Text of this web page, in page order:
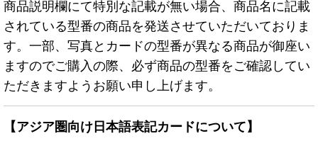
商品説明欄にて特別な記載が無い場合、商品名に記載
されている型番の商品を発送させていただいておりま
す。一部、写真とカードの型番が異なる商品が御座い
ますのでご購入の際、必ず商品の型番をご確認してい
ただきますようお願い申し上げます。
【アジア圏向け日本語表記カードについて】